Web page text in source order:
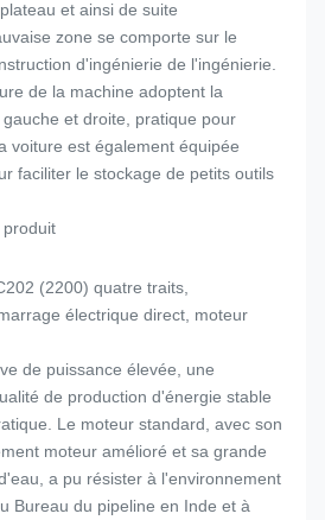
et ainsi de suite
zone se comporte sur le
d'ingénierie de l'ingénierie.
de la machine adoptent la
et droite, pratique pour
voiture est également équipée
faciliter le stockage de petits outils
(2200) quatre traits,
électrique direct, moteur
de puissance élevée, une
de production d'énergie stable
Le moteur standard, avec son
moteur amélioré et sa grande
a pu résister à l'environnement
Bureau du pipeline en Inde et à